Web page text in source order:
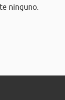
ninguno.